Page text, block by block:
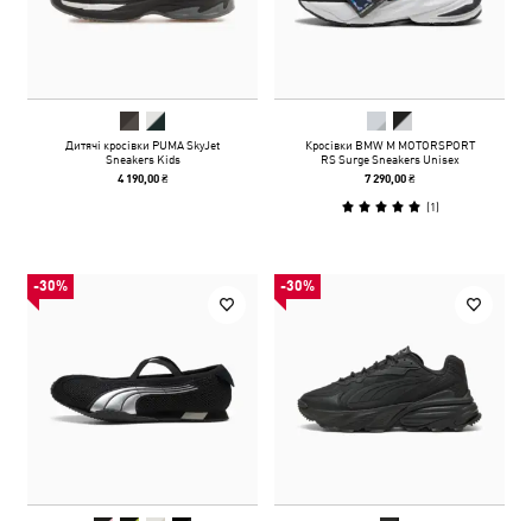
Дитячі кросівки PUMA SkyJet
Sneakers Kids
4 190,00 ₴
Кросівки BMW M MOTORSPORT
RS Surge Sneakers Unisex
7 290,00 ₴
(1)
-30% -30%